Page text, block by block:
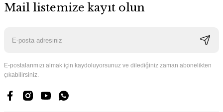
Mail listemize kayıt olun
E-postalarımızı almak için kaydoluyorsunuz ve dilediğiniz zaman abonelikten
çıkabilirsiniz.